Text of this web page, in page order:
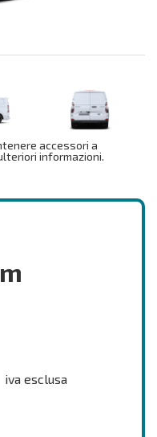
accessori a
informazioni.
iva esclusa